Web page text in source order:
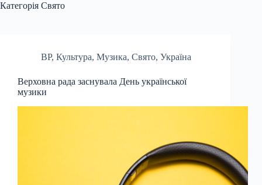
Категорія Свято
ВР, Культура, Музика, Свято, Україна
Верховна рада заснувала День української
музики